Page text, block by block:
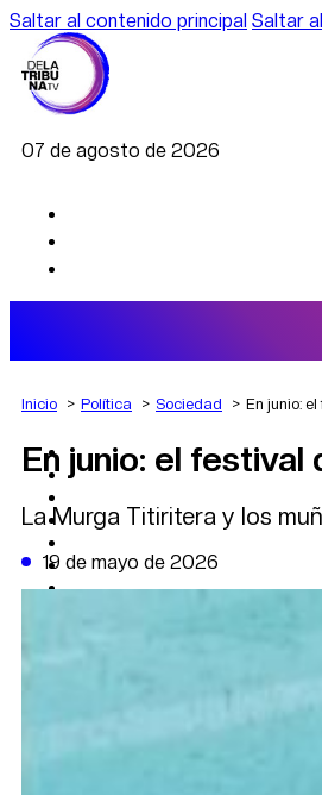
Saltar al contenido principal Saltar
07 de agosto de 2026
AGRO
DEPORTES
POLÍTICA
DATA FIRME
DE LA TRIBUNA TV
Inicio Política Sociedad En junio:
En junio: el festival
La Murga Titiritera y los
19 de mayo de 2026